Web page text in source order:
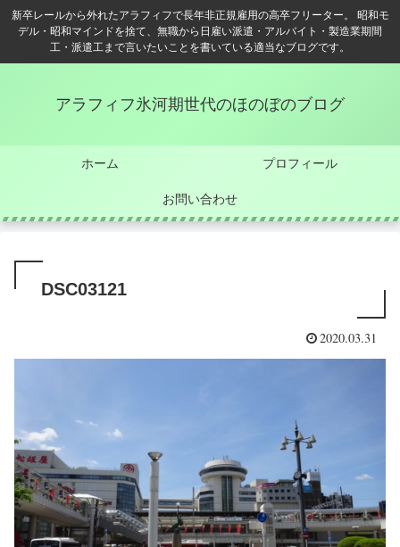
新卒レールから外れたアラフィフで長年非正規雇用の高卒フリーター。 昭和モ
デル・昭和マインドを捨て、無職から日雇い派遣・アルバイト・製造業期間
工・派遣工まで言いたいことを書いている適当なブログです。
アラフィフ氷河期世代のほのぼのブログ
ホーム プロフィール
お問い合わせ
DSC03121
2020.03.31